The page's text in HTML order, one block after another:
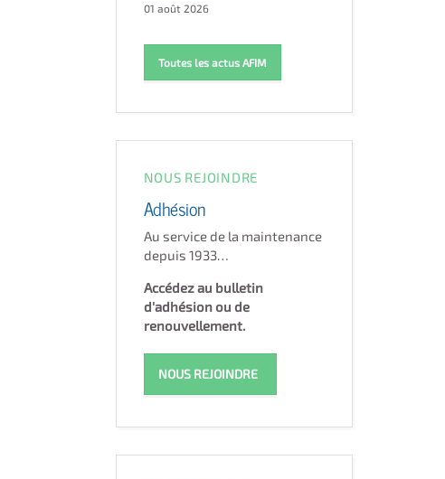
01 août 2026
Toutes les actus AFIM
NOUS REJOINDRE
Adhésion
Au service de la maintenance
depuis 1933…
Accédez au bulletin
d'adhésion ou de
renouvellement.
NOUS REJOINDRE